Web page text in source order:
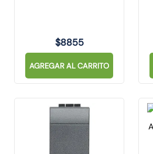
$8855
AGREGAR AL CARRITO